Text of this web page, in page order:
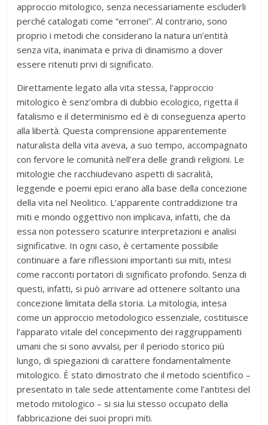
approccio mitologico, senza necessariamente escluderli
perché catalogati come “erronei”. Al contrario, sono
proprio i metodi che considerano la natura un’entità
senza vita, inanimata e priva di dinamismo a dover
essere ritenuti privi di significato.
Direttamente legato alla vita stessa, l’approccio
mitologico è senz’ombra di dubbio ecologico, rigetta il
fatalismo e il determinismo ed è di conseguenza aperto
alla libertà. Questa comprensione apparentemente
naturalista della vita aveva, a suo tempo, accompagnato
con fervore le comunità nell’era delle grandi religioni. Le
mitologie che racchiudevano aspetti di sacralità,
leggende e poemi epici erano alla base della concezione
della vita nel Neolitico. L’apparente contraddizione tra
miti e mondo oggettivo non implicava, infatti, che da
essa non potessero scaturire interpretazioni e analisi
significative. In ogni caso, è certamente possibile
continuare a fare riflessioni importanti sui miti, intesi
come racconti portatori di significato profondo. Senza di
questi, infatti, si può arrivare ad ottenere soltanto una
concezione limitata della storia. La mitologia, intesa
come un approccio metodologico essenziale, costituisce
l’apparato vitale del concepimento dei raggruppamenti
umani che si sono avvalsi, per il periodo storico più
lungo, di spiegazioni di carattere fondamentalmente
mitologico. È stato dimostrato che il metodo scientifico –
presentato in tale sede attentamente come l’antitesi del
metodo mitologico – si sia lui stesso occupato della
fabbricazione dei suoi propri miti.